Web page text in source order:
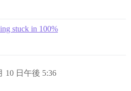
stuck in 100%
10 日午後 5:36